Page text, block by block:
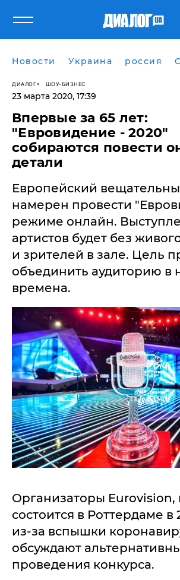
Новости Украина россия
ДИАЛОГ ШОУ-БИЗНЕС
23 марта 2020, 17:39
Впервые за 65 лет:
"Евровидение - 2020"
собираются повести
детали
Европейский
намерен провести
режиме онлайн.
артистов будет без
и зрителей в зале. Цель
объединить аудиторию в
времена.
Организаторы Eurovision,
состоится в Роттердаме в
из-за вспышки
обсуждают
проведения конкурса.